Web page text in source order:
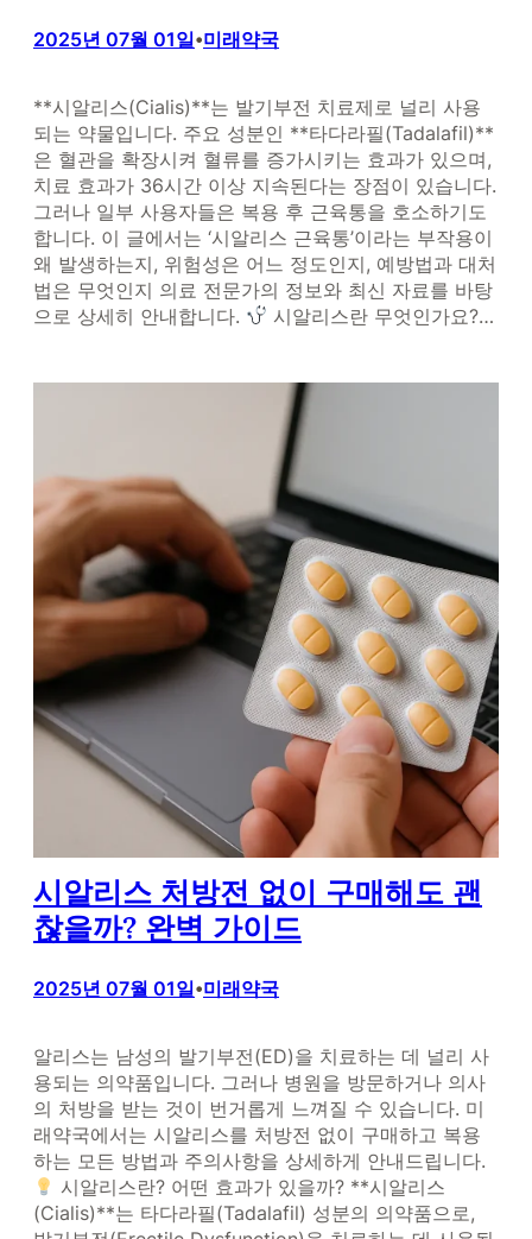
2025년 07월 01일•미래약국
**시알리스(Cialis)**는 발기부전 치료제로 널리 사용
되는 약물입니다. 주요 성분인 **타다라필(Tadalafil)**
은 혈관을 확장시켜 혈류를 증가시키는 효과가 있으며,
치료 효과가 36시간 이상 지속된다는 장점이 있습니다.
그러나 일부 사용자들은 복용 후 근육통을 호소하기도
합니다. 이 글에서는 ‘시알리스 근육통’이라는 부작용이
왜 발생하는지, 위험성은 어느 정도인지, 예방법과 대처
법은 무엇인지 의료 전문가의 정보와 최신 자료를 바탕
으로 상세히 안내합니다.
시알리스란 무엇인가요?…
시알리스 처방전 없이 구매해도 괜
찮을까? 완벽 가이드
2025년 07월 01일•미래약국
알리스는 남성의 발기부전(ED)을 치료하는 데 널리 사
용되는 의약품입니다. 그러나 병원을 방문하거나 의사
의 처방을 받는 것이 번거롭게 느껴질 수 있습니다. 미
래약국에서는 시알리스를 처방전 없이 구매하고 복용
하는 모든 방법과 주의사항을 상세하게 안내드립니다.
시알리스란? 어떤 효과가 있을까? **시알리스
(Cialis)**는 타다라필(Tadalafil) 성분의 의약품으로,